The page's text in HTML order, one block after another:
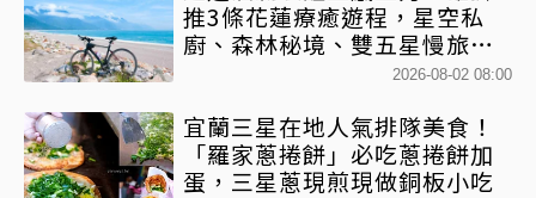
推3條花蓮療癒遊程，星空私
廚、森林秘境、雙五星慢旅一
2026-08-02 08:00
宜蘭三星在地人氣排隊美食！
「羅家蔥捲餅」必吃蔥捲餅加
蛋，三星蔥現煎現做銅板小吃